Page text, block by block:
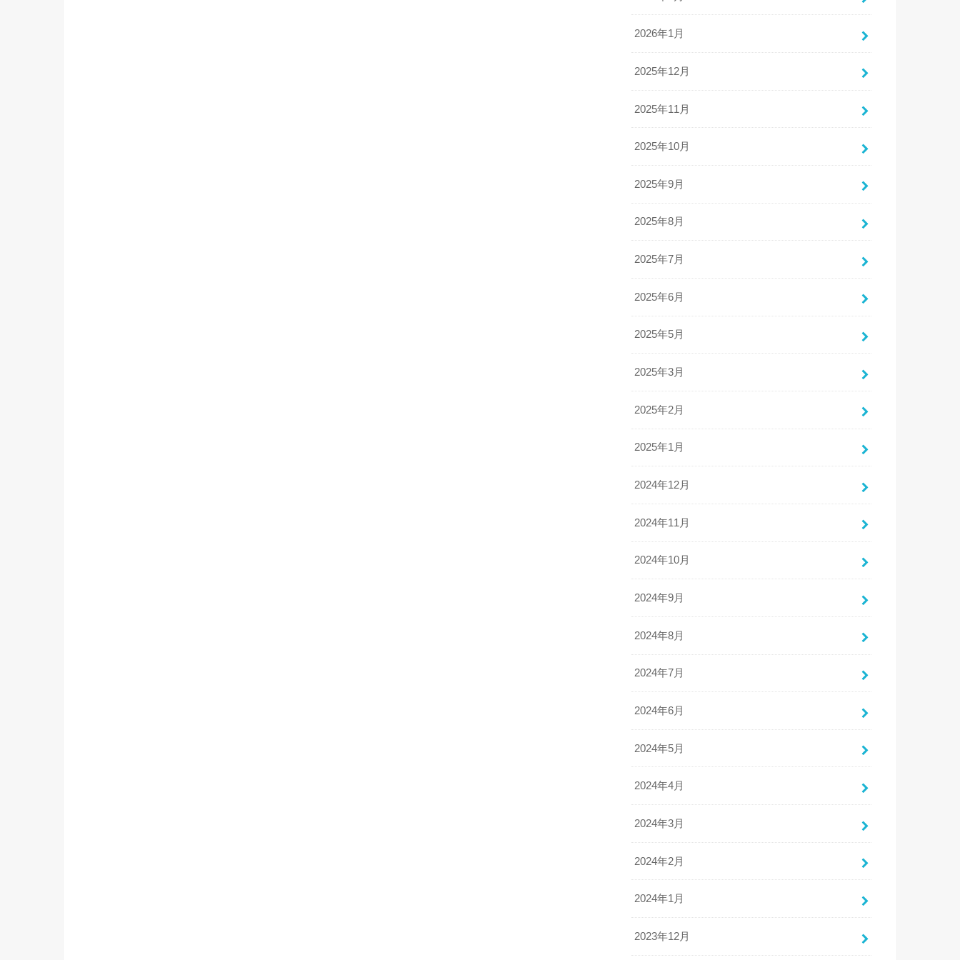
2026年1月
2025年12月
2025年11月
2025年10月
2025年9月
2025年8月
2025年7月
2025年6月
2025年5月
2025年3月
2025年2月
2025年1月
2024年12月
2024年11月
2024年10月
2024年9月
2024年8月
2024年7月
2024年6月
2024年5月
2024年4月
2024年3月
2024年2月
2024年1月
2023年12月